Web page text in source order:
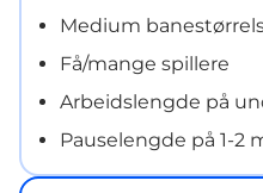
Medium
Få/mange spillere
Arbeidslengde på
Pauselengde på 1-2